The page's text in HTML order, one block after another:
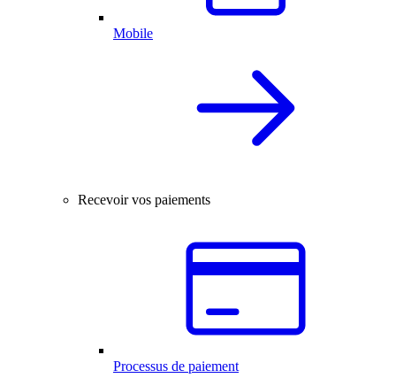
Mobile
Recevoir vos paiements
Processus de paiement